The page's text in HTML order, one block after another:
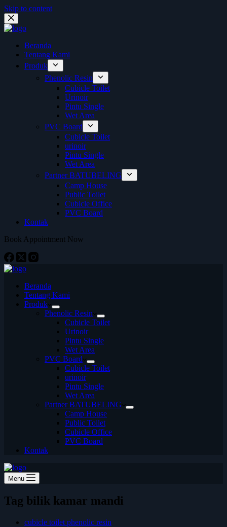
Skip to content
Beranda
Tentang Kami
Produk
Phenolic Resin
Cubicle Toilet
Urinoir
Pintu Single
Wet Area
PVC Board
Cubicle Toilet
urinoir
Pintu Single
Wet Area
Partner BATUBELING
Camp House
Public Toilet
Cubicle Office
PVC Board
Kontak
Book Appointment Now
Beranda
Tentang Kami
Produk
Phenolic Resin
Cubicle Toilet
Urinoir
Pintu Single
Wet Area
PVC Board
Cubicle Toilet
urinoir
Pintu Single
Wet Area
Partner BATUBELING
Camp House
Public Toilet
Cubicle Office
PVC Board
Kontak
Menu
Tag bilik kamar mandi
cubicle toilet phenolic resin